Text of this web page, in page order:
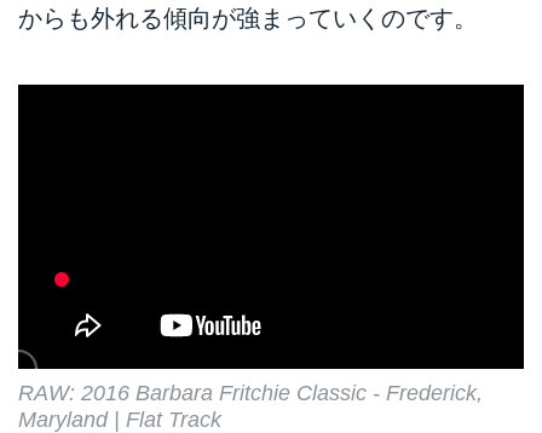
からも外れる傾向が強まっていくのです。
RAW: 2016 Barbara Fritchie Classic - Frederick,
Maryland | Flat Track